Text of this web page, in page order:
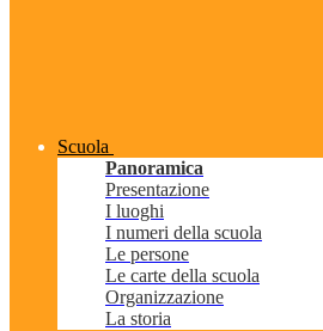
Scuola
Panoramica
Presentazione
I luoghi
I numeri della scuola
Le persone
Le carte della scuola
Organizzazione
La storia